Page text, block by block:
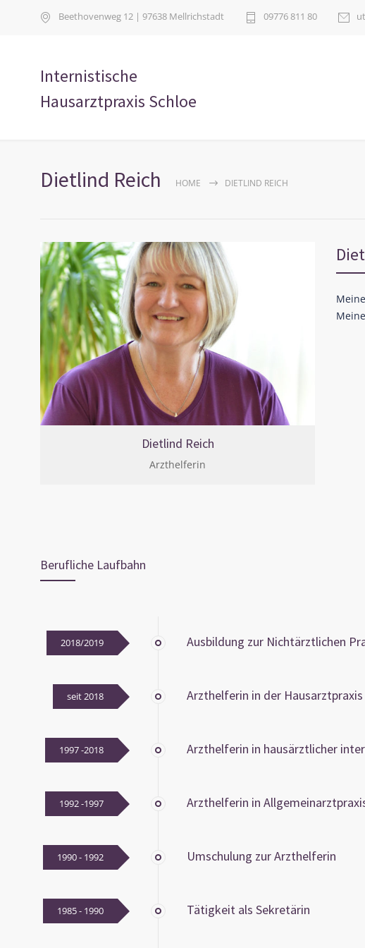
Beethovenweg 12 | 97638 Mellrichstadt 09776 811 80
Internistische
Hausarztpraxis Schloe
Dietlind Reich HOME DIETLIND REICH
Dietlind Reich
Arzthelferin
Berufliche Laufbahn
2018/2019 Ausbildung zur Nichtärztlichen
seit 2018 Arzthelferin in der
1997 -2018 Arzthelferin in hausärztlicher
1992 -1997 Arzthelferin in
1990 - 1992 Umschulung zur Arzthelferin
1985 - 1990 Tätigkeit als Sekretärin